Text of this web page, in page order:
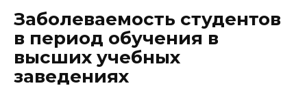
Заболеваемость студентов
в период обучения в
высших учебных
заведениях